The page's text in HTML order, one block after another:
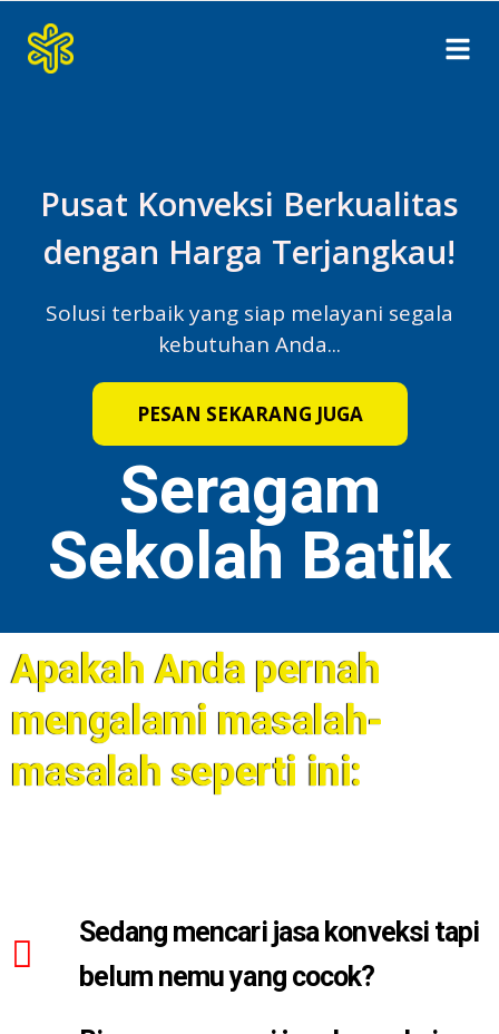
Pusat Konveksi Berkualitas
dengan Harga Terjangkau!
Solusi terbaik yang siap melayani segala
kebutuhan Anda...
PESAN SEKARANG JUGA
Seragam
Sekolah Batik
Apakah Anda pernah
mengalami masalah-
masalah seperti ini:
Sedang mencari jasa konveksi tapi
belum nemu yang cocok?